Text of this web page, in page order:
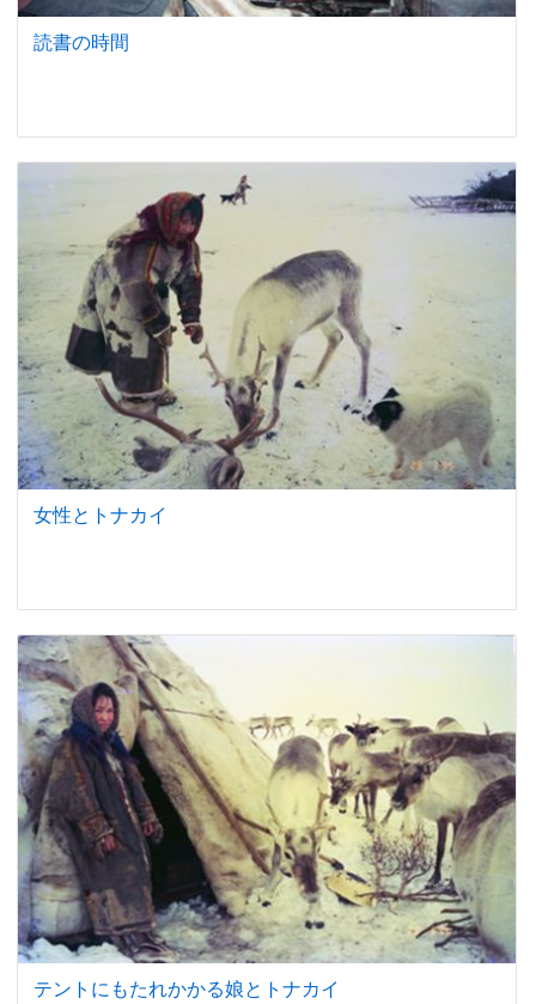
読書の時間
女性とトナカイ
テントにもたれかかる娘とトナカイ